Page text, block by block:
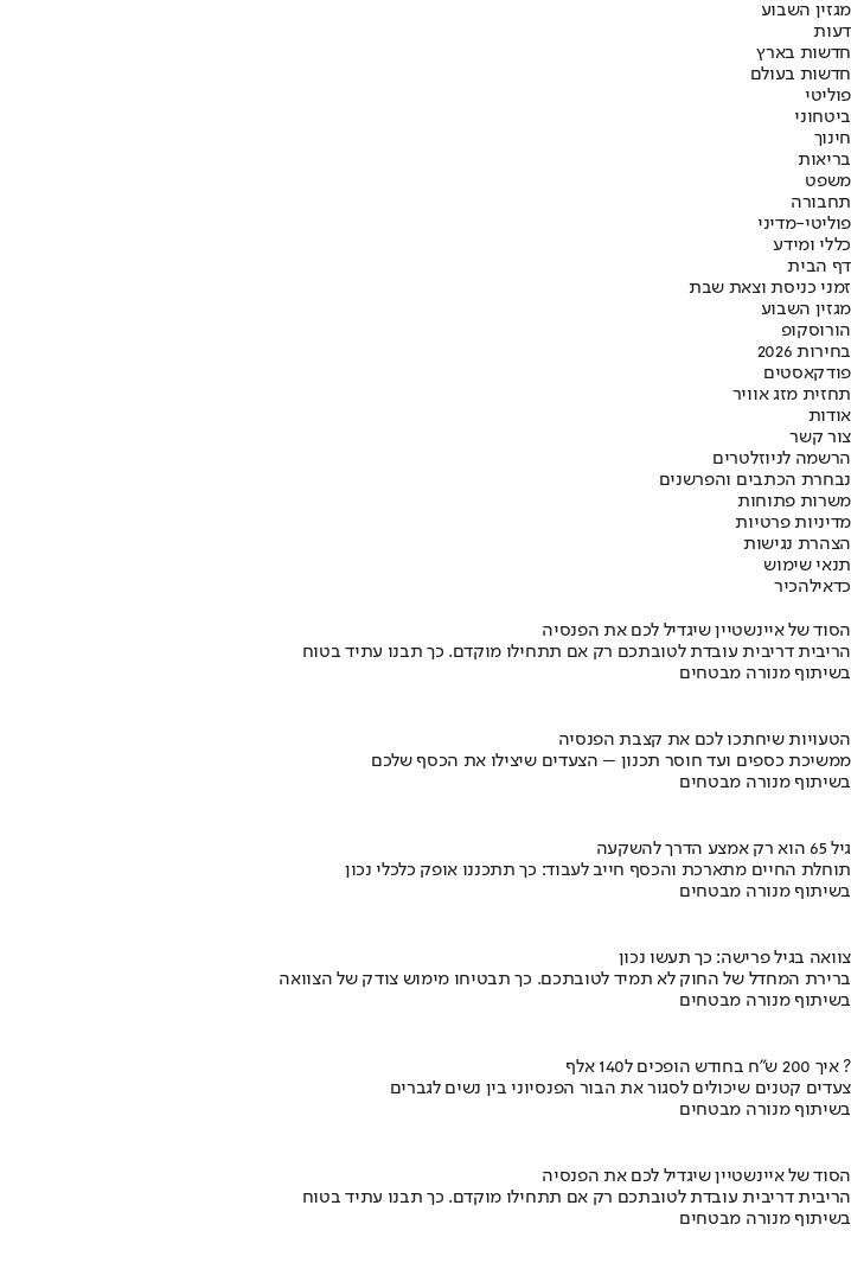
מגזין השבוע
דעות
חדשות בארץ
חדשות בעולם
פוליטי
ביטחוני
חינוך
בריאות
משפט
תחבורה
פוליטי-מדיני
כללי ומידע
דף הבית
זמני כניסת וצאת שבת
מגזין השבוע
הורוסקופ
בחירות 2026
פודקאסטים
תחזית מזג אוויר
אודות
צור קשר
הרשמה לניוזלטרים
נבחרת הכתבים והפרשנים
משרות פתוחות
מדיניות פרטיות
הצהרת נגישות
תנאי שימוש
כדאילהכיר
הסוד של איינשטיין שיגדיל לכם את הפנסיה
הריבית דריבית עובדת לטובתכם רק אם תתחילו מוקדם. כך תבנו עתיד בטוח
בשיתוף מנורה מבטחים
הטעויות שיחתכו לכם את קצבת הפנסיה
ממשיכת כספים ועד חוסר תכנון – הצעדים שיצילו את הכסף שלכם
בשיתוף מנורה מבטחים
גיל 65 הוא רק אמצע הדרך להשקעה
תוחלת החיים מתארכת והכסף חייב לעבוד: כך תתכננו אופק כלכלי נכון
בשיתוף מנורה מבטחים
צוואה בגיל פרישה: כך תעשו נכון
ברירת המחדל של החוק לא תמיד לטובתכם. כך תבטיחו מימוש צודק של הצוואה
בשיתוף מנורה מבטחים
איך 200 ש"ח בחודש הופכים ל140 אלף ?
צעדים קטנים שיכולים לסגור את הבור הפנסיוני בין נשים לגברים
בשיתוף מנורה מבטחים
הסוד של איינשטיין שיגדיל לכם את הפנסיה
הריבית דריבית עובדת לטובתכם רק אם תתחילו מוקדם. כך תבנו עתיד בטוח
בשיתוף מנורה מבטחים